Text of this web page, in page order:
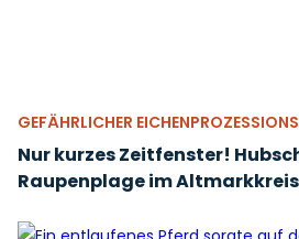
GEFÄHRLICHER
Nur kurzes Zeitfenster!
Raupenplage im